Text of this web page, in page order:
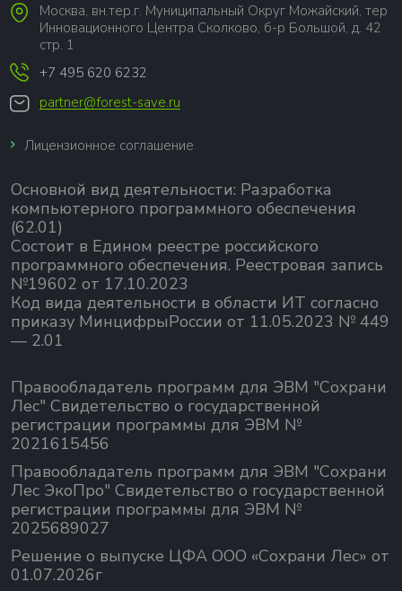
Москва, вн.тер.г. Муниципальный Округ Можайский, тер
Инновационного Центра Сколково, б-р Большой, д. 42
стр. 1
+7 495 620 6232
partner@forest-save.ru
Лицензионное соглашение
Основной вид деятельности: Разработка
компьютерного программного обеспечения
(62.01)
Состоит в Едином реестре российского
программного обеспечения. Реестровая запись
№19602 от 17.10.2023
Код вида деятельности в области ИТ согласно
приказу МинцифрыРоссии от 11.05.2023 № 449
— 2.01
Правообладатель программ для ЭВМ "Сохрани
Лес" Свидетельство о государственной
регистрации программы для ЭВМ №
2021615456
Правообладатель программ для ЭВМ "Сохрани
Лес ЭкоПро" Свидетельство о государственной
регистрации программы для ЭВМ №
2025689027
Решение о выпуске ЦФА ООО «Сохрани Лес» от
01.07.2026г